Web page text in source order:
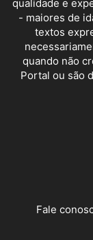
qualidade e
- maiores de
textos
quando não
Portal ou são
Fale